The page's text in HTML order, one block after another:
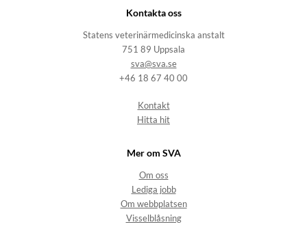
Kontakta oss
Statens veterinärmedicinska anstalt
751 89 Uppsala
sva@sva.se
+46 18 67 40 00
Kontakt
Hitta hit
Mer om SVA
Om oss
Lediga jobb
Om webbplatsen
Visselblåsning